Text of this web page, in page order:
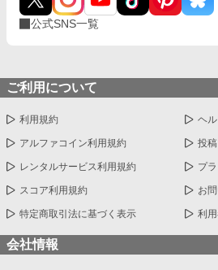
公式SNS一覧
ご利用について
利用規約 ヘ
アルファコイン利用規約 投
レンタルサービス利用規約 プ
スコア利用規約 お
特定商取引法に基づく表示 利
会社情報